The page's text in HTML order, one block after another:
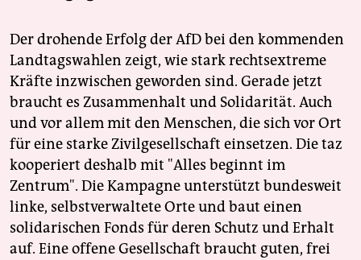
Der drohende Erfolg der AfD bei den kommenden
Landtagswahlen zeigt, wie stark rechtsextreme
Kräfte inzwischen geworden sind. Gerade jetzt
braucht es Zusammenhalt und Solidarität. Auch
und vor allem mit den Menschen, die sich vor Ort
für eine starke Zivilgesellschaft einsetzen. Die taz
kooperiert deshalb mit "Alles beginnt im
Zentrum". Die Kampagne unterstützt bundesweit
linke, selbstverwaltete Orte und baut einen
solidarischen Fonds für deren Schutz und Erhalt
auf. Eine offene Gesellschaft braucht guten, frei